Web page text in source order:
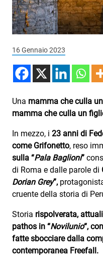
Radio Subasio
Radio Subasio
Radio Subasio
Radio Suby
Subasio
Subasio Per
Video
Foto
Speciali
Radio Subasio
Sanremo 2026
16 Gennaio 2023
Una mamma che culla
mamma che culla un
In mezzo, i 23 anni di
come Grifonetto, reso
sulla “Pala Baglioni”
di Roma e dalle parole di
Dorian Grey”,
cruente della storia di
Storia rispolverata,
pathos in “Novilunio“,
fatte sbocciare dalla
contemporanea Freefall.